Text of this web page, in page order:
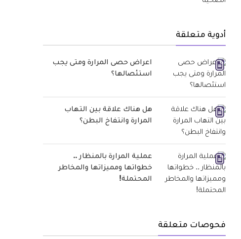
أدوية متعلقة
اعراض حصى المرارة ومتى يجب
استئصالها؟
هل هناك علاقة بين التهاب
المرارة وانتفاخ البطن؟
عملية المرارة بالمنظار ..
خطواتها ومميزاتها والمخاطر
المحتملة!
فحوصات متعلقة